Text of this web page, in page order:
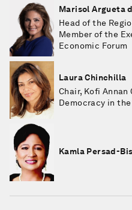
Marisol Argueta
Head of the
Member of the
Economic Forum
Laura Chinchilla
Chair, Kofi
Democracy in
Kamla Persad-